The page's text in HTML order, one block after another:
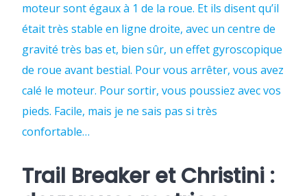
moteur sont égaux à 1 de la roue. Et ils disent qu’il
était très stable en ligne droite, avec un centre de
gravité très bas et, bien sûr, un effet gyroscopique
de roue avant bestial. Pour vous arrêter, vous avez
calé le moteur. Pour sortir, vous poussiez avec vos
pieds. Facile, mais je ne sais pas si très
confortable…
Trail Breaker et Christini :